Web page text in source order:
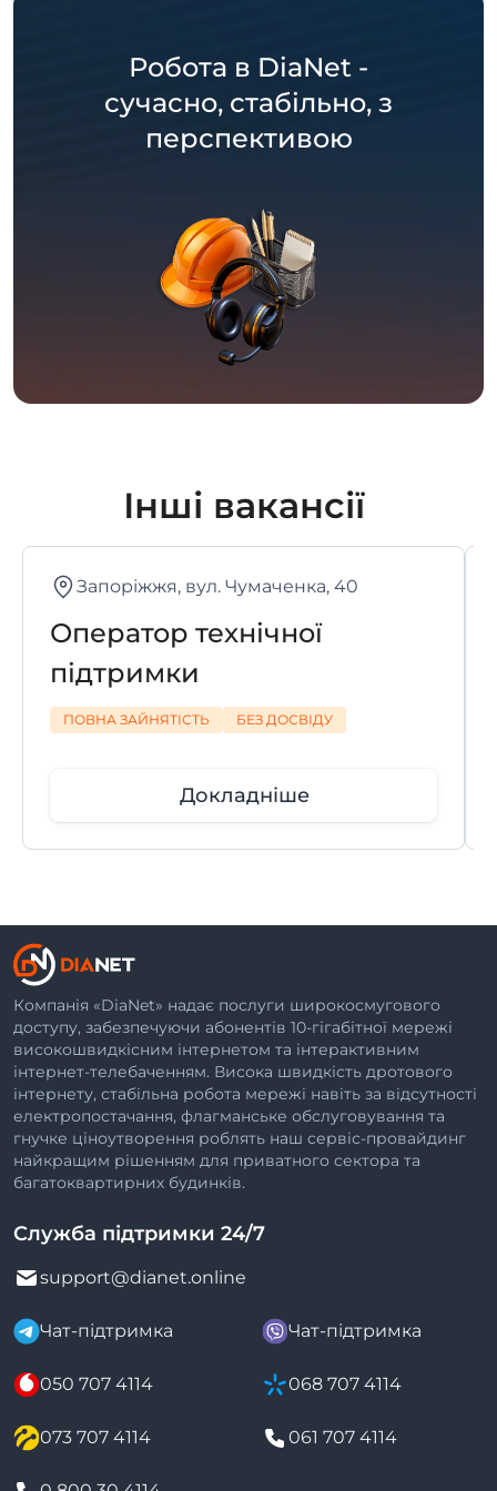
Робота в DiaNet -
сучасно, стабільно, з
перспективою
Інші вакансії
Запоріжжя, вул. Чумаченка, 40
Оператор технічної
підтримки
ПОВНА ЗАЙНЯТІСТЬ БЕЗ ДОСВІДУ
Докладніше
Компанія «DiaNet» надає послуги широкосмугового
доступу, забезпечуючи абонентів 10-гігабітної мережі
високошвидкісним інтернетом та інтерактивним
інтернет-телебаченням. Висока швидкість дротового
інтернету, стабільна робота мережі навіть за відсутності
електропостачання, флагманське обслуговування та
гнучке ціноутворення роблять наш сервіс-провайдинг
найкращим рішенням для приватного сектора та
багатоквартирних будинків.
Служба підтримки 24/7
support@dianet.online
Чат-підтримка Чат-підтримка
050 707 4114 068 707 4114
073 707 4114 061 707 4114